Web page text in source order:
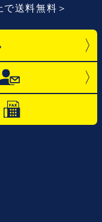
送料無料＞